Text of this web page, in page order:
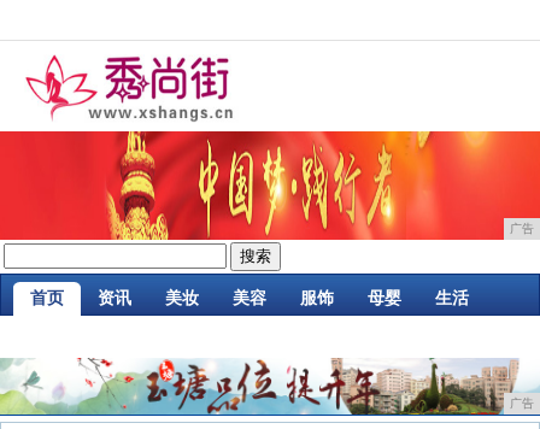
广告
首页 资讯 美妆 美容 服饰 母婴 生活
广告